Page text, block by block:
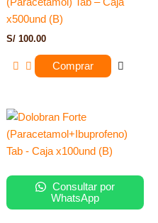
x500und (B)
S/ 100.00
Comprar
Consultar por
WhatsApp